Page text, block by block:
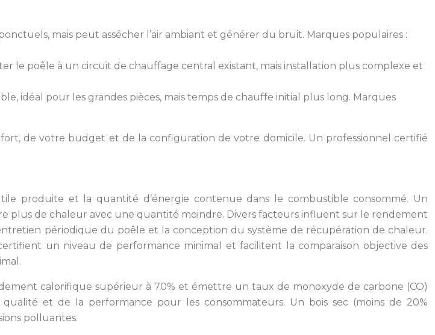
mais peut assécher l’air ambiant et générer du bruit. Marques populaires :
le poêle à un circuit de chauffage central existant, mais installation plus complexe et
idéal pour les grandes pièces, mais temps de chauffe initial plus long. Marques
de votre budget et de la configuration de votre domicile. Un professionnel certifié
produite et la quantité d’énergie contenue dans le combustible consommé. Un
plus de chaleur avec une quantité moindre. Divers facteurs influent sur le rendement
périodique du poêle et la conception du système de récupération de chaleur.
un niveau de performance minimal et facilitent la comparaison objective des
calorifique supérieur à 70% et émettre un taux de monoxyde de carbone (CO)
et de la performance pour les consommateurs. Un bois sec (moins de 20%
polluantes.